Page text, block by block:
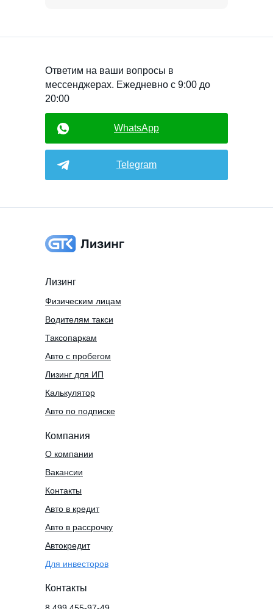
Ответим на ваши вопросы в
мессенджерах. Ежедневно с 9:00 до
20:00
Telegram
WhatsApp
Компания
О компании
Вакансии
Контакты
Для инвесторов
Контакты
Лизинг
Водителям такси
Физическим лицам
Таксопаркам
Авто с пробегом
Авто в кредит
Авто в рассрочку
Автокредит
Лизинг для ИП
Калькулятор
Авто по подписке